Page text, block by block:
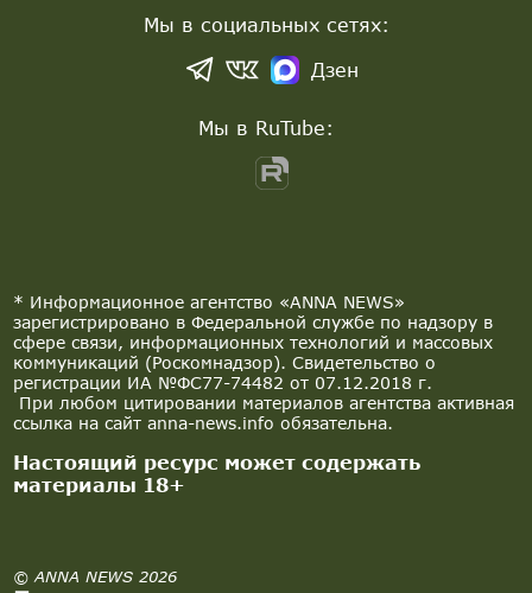
* Информационное агентство «ANNA NEWS»
зарегистрировано в Федеральной службе по надзору в
сфере связи, информационных технологий и массовых
коммуникаций (Роскомнадзор). Свидетельство о
регистрации ИА №ФС77-74482 от 07.12.2018 г.
При любом цитировании материалов агентства активная
ссылка на сайт anna-news.info обязательна.
Настоящий ресурс может содержать
материалы 18+
© ANNA NEWS 2026
Мы в социальных сетях:
Дзен
Мы в RuTube: